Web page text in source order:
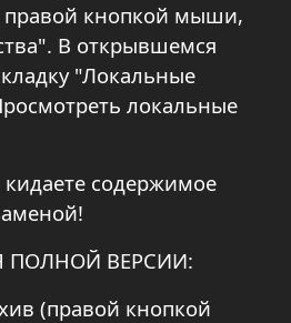
правой кнопкой мыши,
В открывшемся
"Локальные
локальные
кидаете содержимое
ПОЛНОЙ ВЕРСИИ:
(правой кнопкой